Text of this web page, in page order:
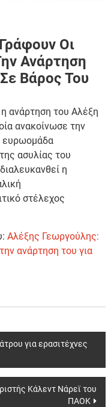
Οι
Ανάρτηση
Βάρος Του
ανάρτηση του Αλέξη
ανακοίνωσε την
ευρωομάδα
ασυλίας του
η
στέλεχος
Αλέξης Γεωργούλης:
ανάρτηση του για
για ερασιτέχνες
Κάλεντ Νάρεϊ του
ΠΑΟΚ